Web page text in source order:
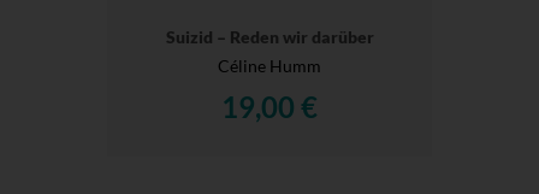
Suizid – Reden wir darüber
Céline Humm
19,00 €